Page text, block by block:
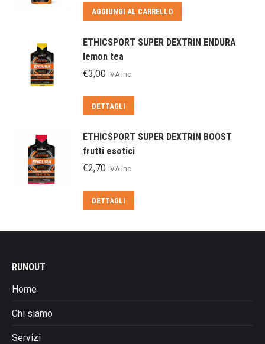
originale
era:
attuale
è:
AGGIUNGI AL CARRELLO
ETHICSPORT SUPER DEXTRIN ENDURA
lemon tea
€3,00 IVA inc.
DETTAGLI
ETHICSPORT SUPER DEXTRIN BOOST
frutti esotici
€2,70 IVA inc.
DETTAGLI
RUNOUT
Home
Chi siamo
Servizi